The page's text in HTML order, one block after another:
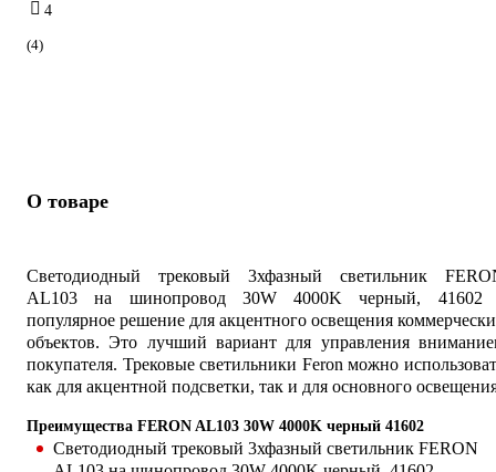
4
(4)
О товаре
Светодиодный трековый 3хфазный светильник
AL103 на шинопровод 30W 4000K черный, 41602
популярное решение для акцентного освещения
объектов. Это лучший вариант для управления
покупателя. Трековые светильники Feron можно
как для акцентной подсветки, так и для основного
Преимущества FERON AL103 30W 4000K черный 41602
Светодиодный трековый 3хфазный светильник FERON